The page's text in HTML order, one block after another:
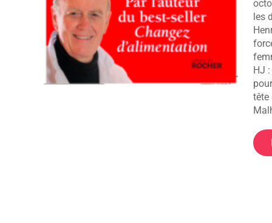
les
HJ
tête